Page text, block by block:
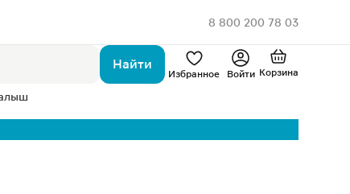
8 800 200 78 03
Найти
Избранное Войти Корзина